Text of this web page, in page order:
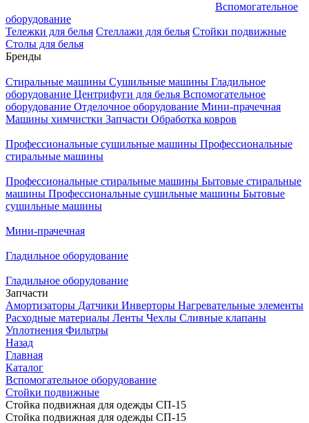
Вспомогательное
оборудование
Тележки для белья Стеллажи для белья Стойки подвижные
Столы для белья
Бренды
Стиральные машины Сушильные машины Гладильное
оборудование Центрифуги для белья Вспомогательное
оборудование Отделочное оборудование Мини-прачечная
Машины химчистки Запчасти Обработка ковров
Профессиональные сушильные машины Профессиональные
стиральные машины
Профессиональные стиральные машины Бытовые стиральные
машины Профессиональные сушильные машины Бытовые
сушильные машины
Мини-прачечная
Гладильное оборудование
Гладильное оборудование
Запчасти
Амортизаторы Датчики Инверторы Нагревательные элементы
Расходные материалы Ленты Чехлы Сливные клапаны
Уплотнения Фильтры
Назад
Главная
Каталог
Вспомогательное оборудование
Стойки подвижные
Стойка подвижная для одежды СП-15
Стойка подвижная для одежды СП-15